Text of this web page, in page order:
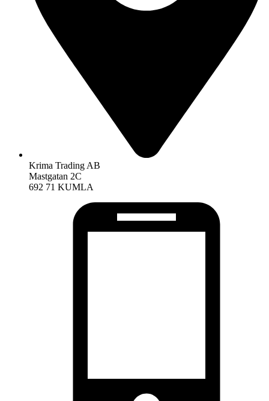
Krima Trading AB
Mastgatan 2C
692 71 KUMLA